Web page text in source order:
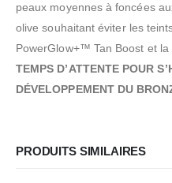
peaux moyennes à foncées
olive souhaitant éviter les
PowerGlow+™ Tan Boost et la
TEMPS D’ATTENTE POUR
DÉVELOPPEMENT DU
PRODUITS SIMILAIRES